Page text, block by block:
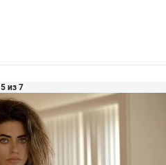
5 из 7